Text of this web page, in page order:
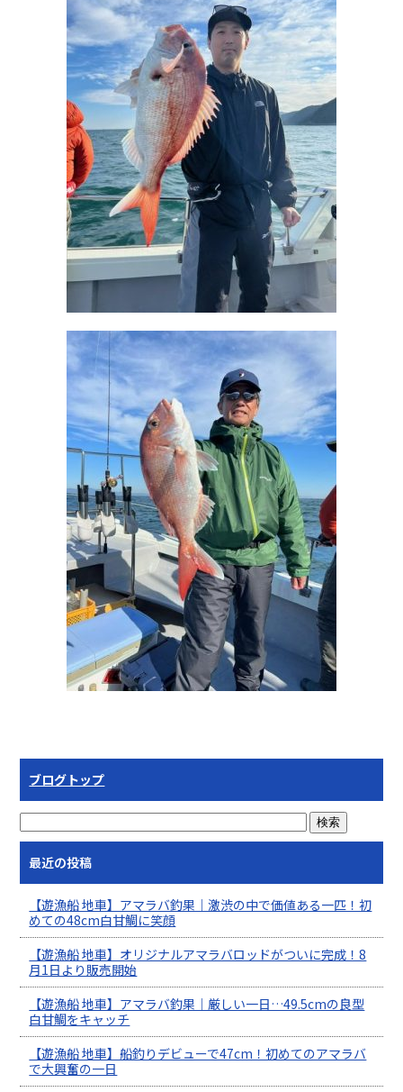
ブログトップ
最近の投稿
【遊漁船 地車】アマラバ釣果｜激渋の中で価値ある一匹！初
めての48cm白甘鯛に笑顔
【遊漁船 地車】オリジナルアマラバロッドがついに完成！8
月1日より販売開始
【遊漁船 地車】アマラバ釣果｜厳しい一日…49.5cmの良型
白甘鯛をキャッチ
【遊漁船 地車】船釣りデビューで47cm！初めてのアマラバ
で大興奮の一日